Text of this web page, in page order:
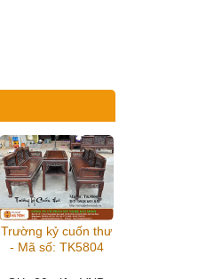
Trường kỷ cuốn thư
- Mã số: TK5804